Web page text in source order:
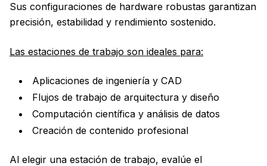
Sus configuraciones de hardware robustas garantizan
precisión, estabilidad y rendimiento sostenido.
Las estaciones de trabajo son ideales para:
Aplicaciones de ingeniería y CAD
Flujos de trabajo de arquitectura y diseño
Computación científica y análisis de datos
Creación de contenido profesional
Al elegir una estación de trabajo, evalúe el